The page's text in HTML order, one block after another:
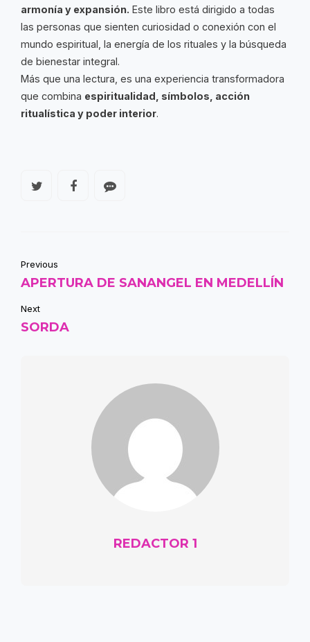
armonía y expansión. Este libro está dirigido a todas
las personas que sienten curiosidad o conexión con el
mundo espiritual, la energía de los rituales y la búsqueda
de bienestar integral.
Más que una lectura, es una experiencia transformadora
que combina espiritualidad, símbolos, acción
ritualística y poder interior.
Previous
APERTURA DE SANANGEL EN MEDELLÍN
Next
SORDA
REDACTOR 1